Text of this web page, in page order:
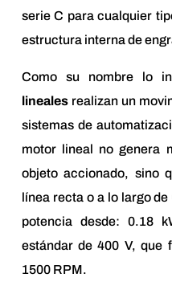
serie C para cualquier
estructura interna de
Como su nombre lo
lineales realizan un
sistemas de
motor lineal no genera
objeto accionado, sino
línea recta o a lo largo
potencia desde: 0.18
estándar de 400 V, que
1500 RPM.